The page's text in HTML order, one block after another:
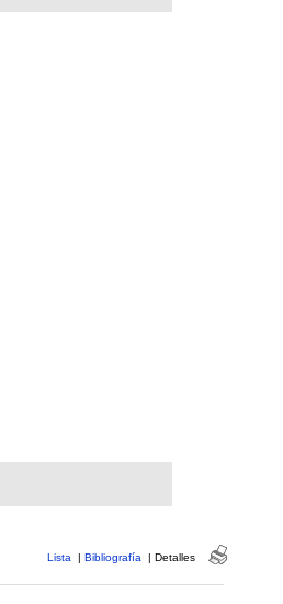
Lista | Bibliografía | Detalles